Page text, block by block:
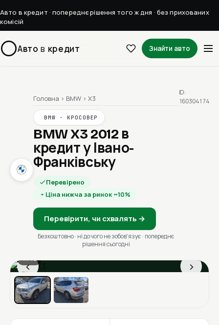
Авто в кредит · попереднє рішення того ж дня · без прихованих
комісій
Авто в кредит Знайти авто
Головна › BMW › X3
BMW · КРОСОВЕР
BMW X3 2012 в
кредит у Івано-
Франківську
Перевірено
Ціна нижча за ринок ~10%
Перевірити, чи схвалять →
Безкоштовно · ні до чого не зобовʼязує · попереднє
рішення сьогодні
ID:
160304174
‹ ›
1 / 13
Ціна в місяць